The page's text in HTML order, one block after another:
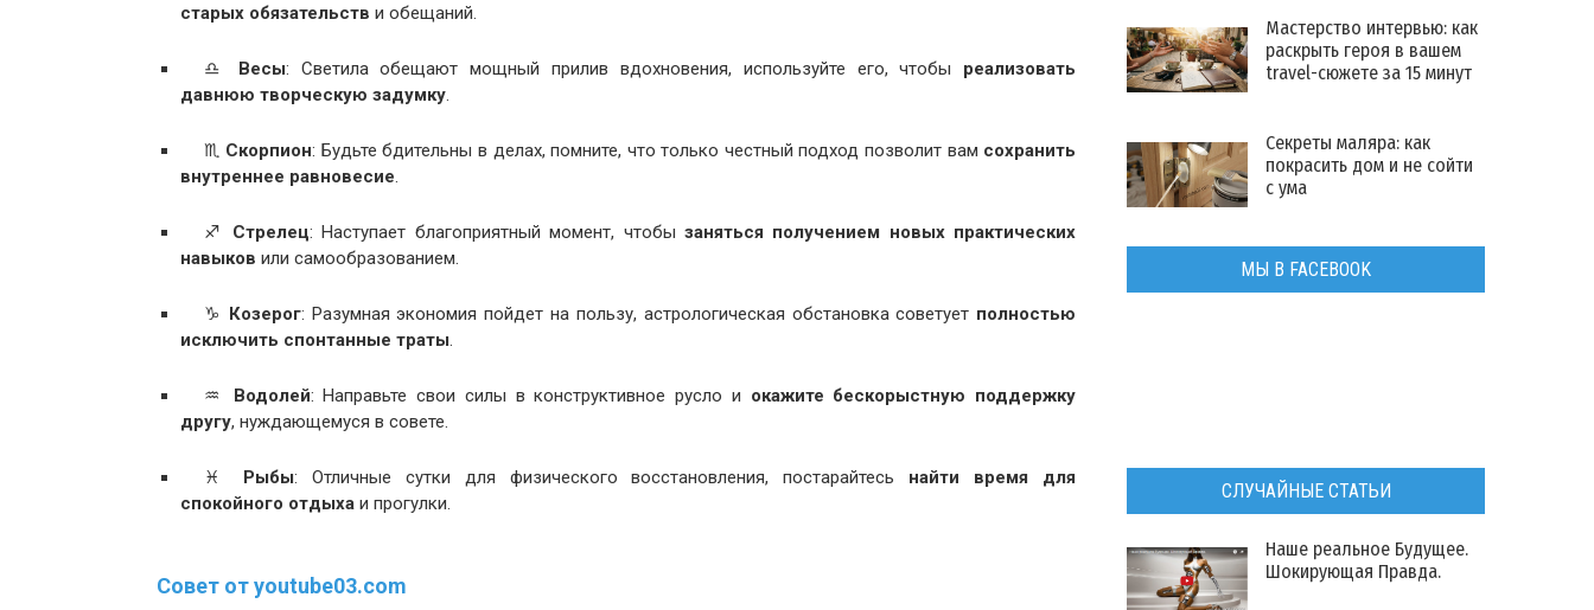
старых обязательств и обещаний.
♎ Весы: Светила обещают мощный прилив вдохновения, используйте его, чтобы реализовать
давнюю творческую задумку.
♏ Скорпион: Будьте бдительны в делах, помните, что только честный подход позволит вам сохранить
внутреннее равновесие.
♐ Стрелец: Наступает благоприятный момент, чтобы заняться получением новых практических
навыков или самообразованием.
♑ Козерог: Разумная экономия пойдет на пользу, астрологическая обстановка советует полностью
исключить спонтанные траты.
♒ Водолей: Направьте свои силы в конструктивное русло и окажите бескорыстную поддержку
другу, нуждающемуся в совете.
♓ Рыбы: Отличные сутки для физического восстановления, постарайтесь найти время для
спокойного отдыха и прогулки.
Совет от youtube03.com
Мастерство интервью: как
раскрыть героя в вашем
travel-сюжете за 15 минут
Секреты маляра: как
покрасить дом и не сойти
с ума
МЫ В FACEBOOK
СЛУЧАЙНЫЕ СТАТЬИ
Наше реальное Будущее.
Шокирующая Правда.